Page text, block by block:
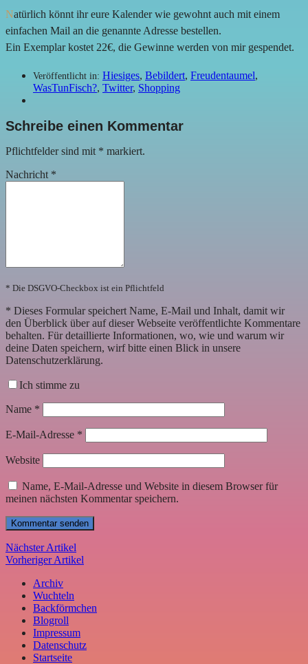
Natürlich könnt ihr eure Kalender wie gewohnt auch mit einem
einfachen Mail an die genannte Adresse bestellen.
Ein Exemplar kostet 22€, die Gewinne werden von mir gespendet.
Veröffentlicht in: Hiesiges, Bebildert, Freudentaumel,
WasTunFisch?, Twitter, Shopping
Schreibe einen Kommentar
Pflichtfelder sind mit * markiert.
Nachricht *
* Die DSGVO-Checkbox ist ein Pflichtfeld
* Dieses Formular speichert Name, E-Mail und Inhalt, damit wir
den Überblick über auf dieser Webseite veröffentlichte Kommentare
behalten. Für detaillierte Informationen, wo, wie und warum wir
deine Daten speichern, wirf bitte einen Blick in unsere
Datenschutzerklärung.
Ich stimme zu
Name *
E-Mail-Adresse *
Website
Name, E-Mail-Adresse und Website in diesem Browser für
meinen nächsten Kommentar speichern.
Nächster Artikel
Vorheriger Artikel
Archiv
Wuchteln
Backförmchen
Blogroll
Impressum
Datenschutz
Startseite